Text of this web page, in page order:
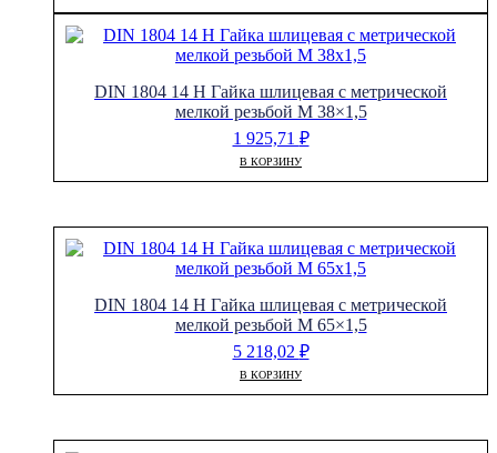
DIN 1804 14 H Гайка шлицевая с метрической
мелкой резьбой M 38×1,5
1 925,71 ₽
В КОРЗИНУ
DIN 1804 14 H Гайка шлицевая с метрической
мелкой резьбой M 65×1,5
5 218,02 ₽
В КОРЗИНУ